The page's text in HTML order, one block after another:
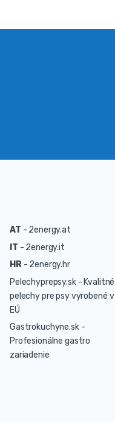
AT - 2energy.at
IT - 2energy.it
HR- 2energy.hr
Pelechyprepsy.sk - Kvalitné
pelechy pre psy vyrobené v
EÚ
Gastrokuchyne.sk -
Profesionálne gastro
zariadenie